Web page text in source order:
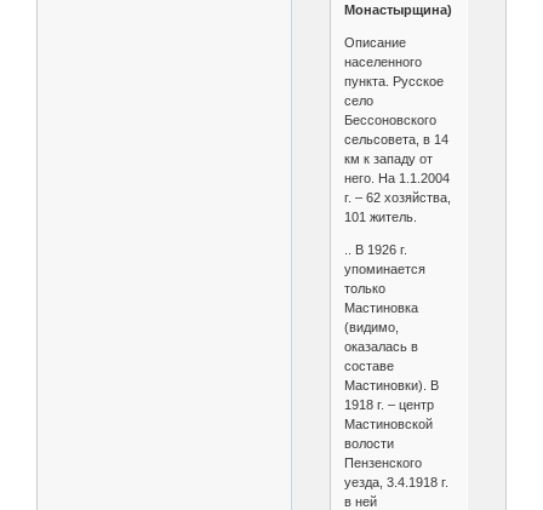
Монастырщина)
Описание
населенного
пункта. Русское
село
Бессоновского
сельсовета, в 14
км к западу от
него. На 1.1.2004
г. – 62 хозяйства,
101 житель.
.. В 1926 г.
упоминается
только
Мастиновка
(видимо,
оказалась в
составе
Мастиновки). В
1918 г. – центр
Мастиновской
волости
Пензенского
уезда, 3.4.1918 г.
в ней